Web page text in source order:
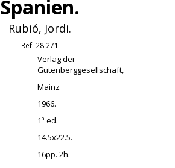
Spanien.
Rubió, Jordi.
Ref: 28.271
Verlag der
Gutenberggesellschaft,
Mainz
1966.
1ª ed.
14.5x22.5.
16pp. 2h.